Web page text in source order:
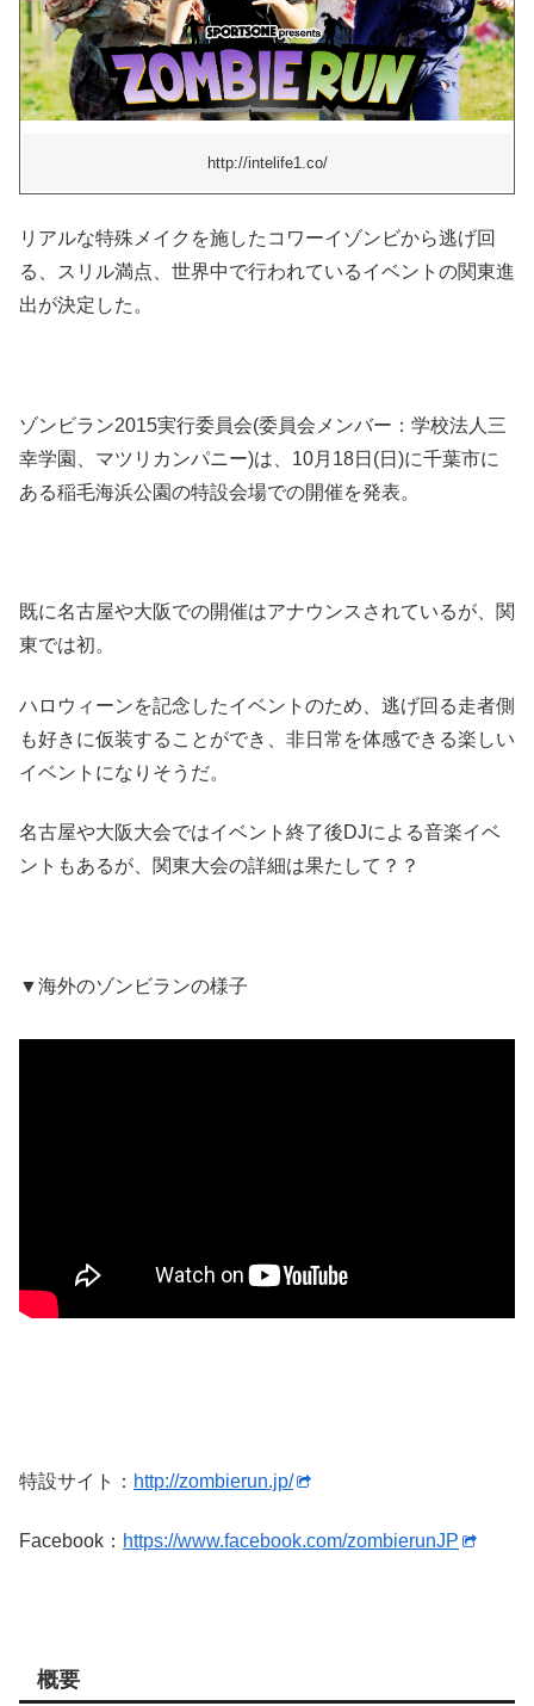
http://intelife1.co/
リアルな特殊メイクを施したコワーイゾンビから逃げ回
る、スリル満点、世界中で行われているイベントの関東進
出が決定した。
ゾンビラン2015実行委員会(委員会メンバー：学校法人三
幸学園、マツリカンパニー)は、10月18日(日)に千葉市に
ある稲毛海浜公園の特設会場での開催を発表。
既に名古屋や大阪での開催はアナウンスされているが、関
東では初。
ハロウィーンを記念したイベントのため、逃げ回る走者側
も好きに仮装することができ、非日常を体感できる楽しい
イベントになりそうだ。
名古屋や大阪大会ではイベント終了後DJによる音楽イベ
ントもあるが、関東大会の詳細は果たして？？
▼海外のゾンビランの様子
特設サイト： http://zombierun.jp/
Facebook： https://www.facebook.com/zombierunJP
概要